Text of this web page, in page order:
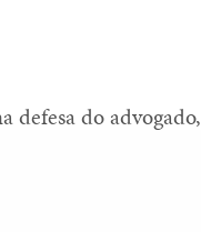
defesa do advogado,